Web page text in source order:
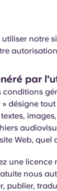
notre
par
conditions
désigne
Web, quel
une licence
nous
publier,